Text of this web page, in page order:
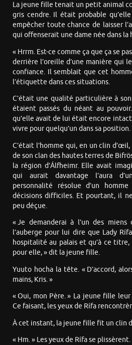
La jeune fille tenait un petit animal
gris cendre. Il était probable
empêcher toute chance de laisser
qui offenserait une dame née dans la
« Hrrm. Est-ce comme ça que ça se
derrière l’oreille d’une manière qui
confiance. Il semblait que cet
l’étiquette dans ces situations.
C’était une qualité particulière à
étaient passés du néant au
qu’elle avait de lui était encore
vivre pour quelqu’un dans sa position.
C’était l’homme qui, en un clin
de son clan des hautes terres de
la région d’Álfheimr. Elle avait
qui aurait davantage l’aura
personnalité résolue d’un
décisions difficiles. Et pourtant, il
peu déçue.
« Je demanderai à l’un des miens
l’auberge pour lui dire que Lady
hospitalité au palais et qu’à ce titre,
pour elle, » dit la jeune fille.
Yuuto hocha la tête. « D’accord,
mains, Kris. »
« Oui, mon Père. » La jeune fille
Ce faisant, les yeux de Rífa
À cet instant, la jeune fille fit un clin
« Hm. » Les yeux de Rífa se plissèrent.